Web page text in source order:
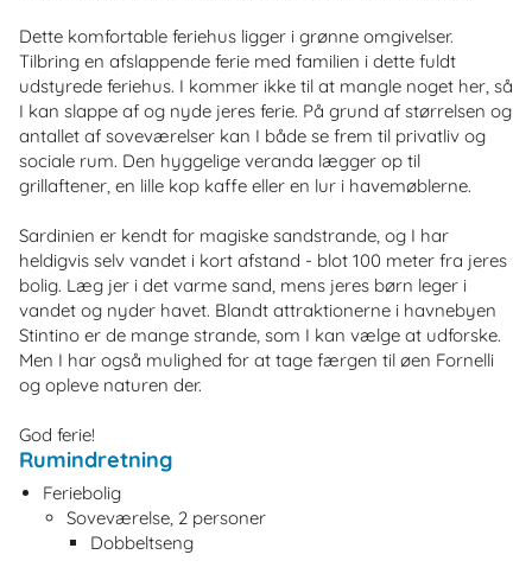
Dette komfortable feriehus ligger i grønne omgivelser.
Tilbring en afslappende ferie med familien i dette fuldt
udstyrede feriehus. I kommer ikke til at mangle noget her, så
I kan slappe af og nyde jeres ferie. På grund af størrelsen og
antallet af soveværelser kan I både se frem til privatliv og
sociale rum. Den hyggelige veranda lægger op til
grillaftener, en lille kop kaffe eller en lur i havemøblerne.
Sardinien er kendt for magiske sandstrande, og I har
heldigvis selv vandet i kort afstand - blot 100 meter fra jeres
bolig. Læg jer i det varme sand, mens jeres børn leger i
vandet og nyder havet. Blandt attraktionerne i havnebyen
Stintino er de mange strande, som I kan vælge at udforske.
Men I har også mulighed for at tage færgen til øen Fornelli
og opleve naturen der.
God ferie!
Rumindretning
Feriebolig
Soveværelse, 2 personer
Dobbeltseng